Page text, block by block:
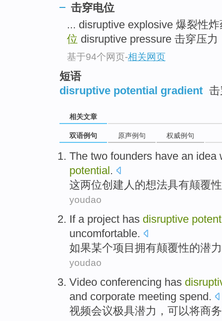
击穿电位
... disruptive explosive 爆裂性
位 disruptive pressure 击穿压力
基于94个网页-相关网页
短语
disruptive potential gradient
相关文章
双语例句 原声例句 权威例句
The two founders have an idea
potential .
这两位创建人的想法具有颠覆性
youdao
If a project has disruptive
uncomfortable.
如果某个项目拥有颠覆性的潜力
youdao
Video conferencing has
and corporate meeting spend.
视频会议极具潜力 ，可以将商务